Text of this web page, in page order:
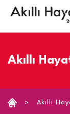
Akıllı
Akıllı